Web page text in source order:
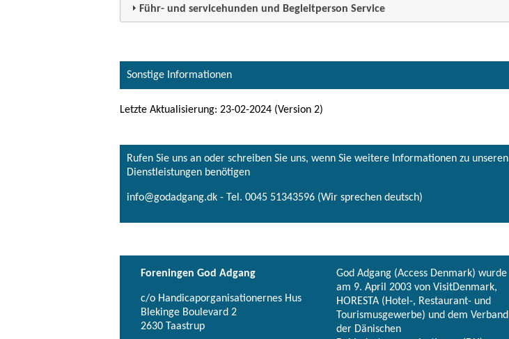
Führ- und servicehunden und Begleitperson Service
Sonstige Informationen
Letzte Aktualisierung: 23-02-2024 (Version 2)
Rufen Sie uns an oder schreiben Sie uns, wenn Sie weitere Informationen zu unseren
Dienstleistungen benötigen
info@godadgang.dk - Tel. 0045 51343596 (Wir sprechen deutsch)
Foreningen God Adgang
c/o Handicaporganisationernes Hus
Blekinge Boulevard 2
2630 Taastrup
God Adgang (Access Denmark) wurde
am 9. April 2003 von VisitDenmark,
HORESTA (Hotel-, Restaurant- und
Tourismusgewerbe) und dem Verband
der Dänischen